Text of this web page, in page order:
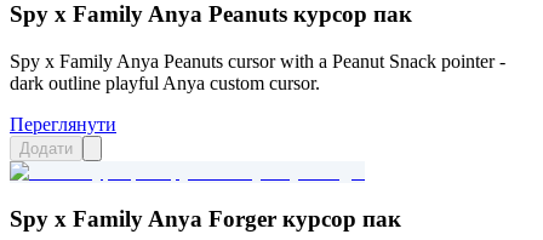
Spy x Family Anya Peanuts курсор пак
Spy x Family Anya Peanuts cursor with a Peanut Snack pointer -
dark outline playful Anya custom cursor.
Переглянути
Додати
Spy x Family Anya Forger курсор пак